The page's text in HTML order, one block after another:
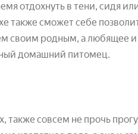
отдохнуть в тени, сидя
также сможет себе
своим родным, а любящее и
домашний питомец.
также совсем не прочь